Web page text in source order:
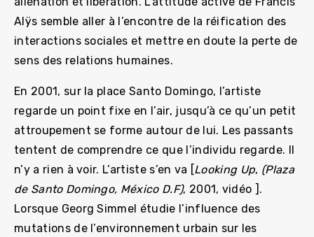
Alÿs semble aller à l’encontre de la réification des
interactions sociales et mettre en doute la perte de
sens des relations humaines.
En 2001, sur la place Santo Domingo, l’artiste
regarde un point fixe en l’air, jusqu’à ce qu’un petit
attroupement se forme autour de lui. Les passants
tentent de comprendre ce que l’individu regarde. Il
n’y a rien à voir. L’artiste s’en va [Looking Up, (Plaza
de Santo Domingo, México D.F), 2001, vidéo ].
Lorsque Georg Simmel étudie l’influence des
mutations de l’environnement urbain sur les